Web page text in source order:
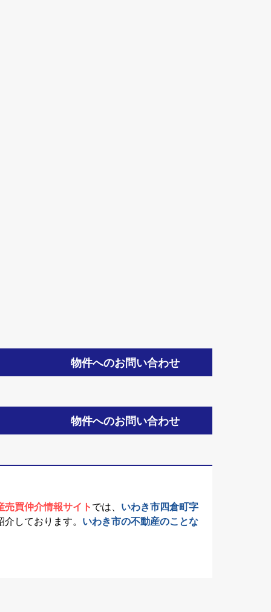
物件へのお問い合わせ
物件へのお問い合わせ
売買仲介情報サイト では、 いわき市四倉町字
しております。 いわき市の不動産のことな